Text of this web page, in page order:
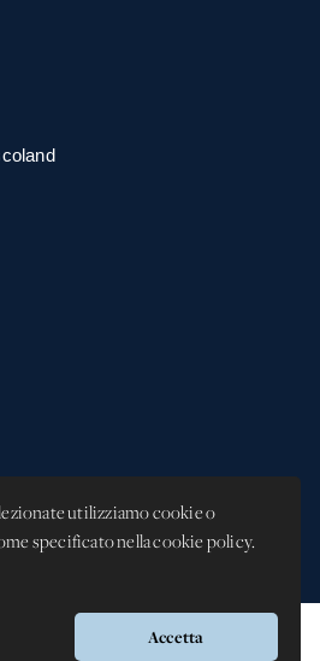
utilizziamo cookie o
specificato nella cookie policy.
Accetta